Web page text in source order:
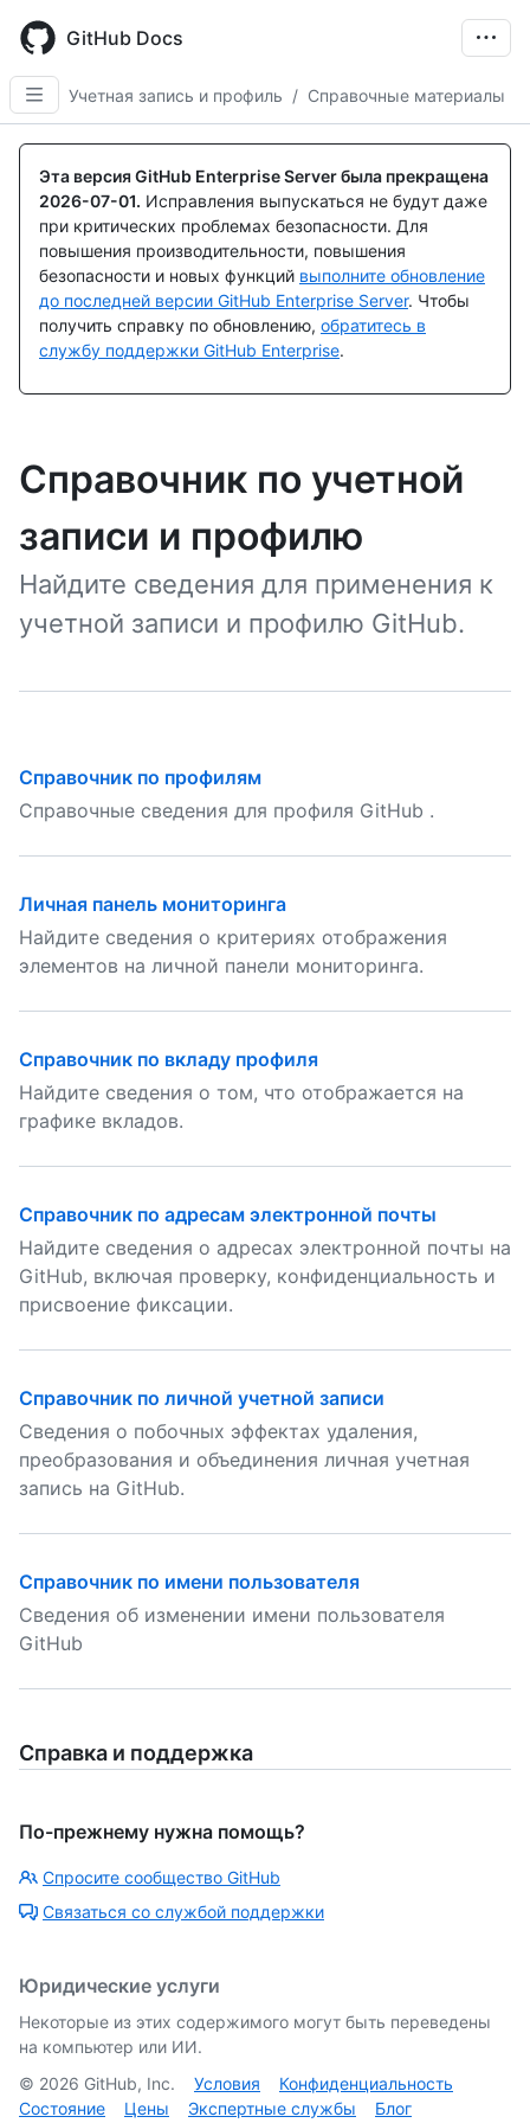
main
content
GitHub Docs
Учетная запись и профиль / Справочные материалы
Эта версия GitHub Enterprise Server была прекращена
2026-07-01. Исправления выпускаться не будут даже
при критических проблемах безопасности. Для
повышения производительности, повышения
безопасности и новых функций выполните обновление
до последней версии GitHub Enterprise Server. Чтобы
получить справку по обновлению, обратитесь в
службу поддержки GitHub Enterprise.
Справочник по учетной
записи и профилю
Найдите сведения для применения к
учетной записи и профилю GitHub.
Справочник по профилям
Справочные сведения для профиля GitHub .
Личная панель мониторинга
Найдите сведения о критериях отображения
элементов на личной панели мониторинга.
Справочник по вкладу профиля
Найдите сведения о том, что отображается на
графике вкладов.
Справочник по адресам электронной почты
Найдите сведения о адресах электронной почты на
GitHub, включая проверку, конфиденциальность и
присвоение фиксации.
Справочник по личной учетной записи
Сведения о побочных эффектах удаления,
преобразования и объединения личная учетная
запись на GitHub.
Справочник по имени пользователя
Сведения об изменении имени пользователя
GitHub
Справка и поддержка
По-прежнему нужна помощь?
Спросите сообщество GitHub
Связаться со службой поддержки
Юридические услуги
Некоторые из этих содержимого могут быть переведены
на компьютер или ИИ.
© 2026 GitHub, Inc. Условия
Конфиденциальность
Состояние
Цены Экспертные службы Блог